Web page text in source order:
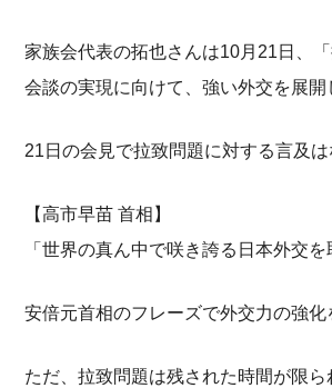
家族会代表の拓也さんは10月21日、
会談の実現に向けて、強い外交を展
21日の会見で拉致問題に対する言及
【高市早苗 首相】
「世界の真ん中で咲き誇る日本外交を
安倍元首相のフレーズで外交力の強化
ただ、拉致問題は残された時間が限ら